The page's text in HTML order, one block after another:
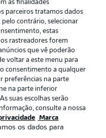
Avisos legais
Aviso de privacidade
Trabalhe conosco
Contato
as finalidades
parceiros tratamos dados
pelo contrário, selecionar
estas
rastreadores forem
que vê poderão
voltar a este menu para
consentimento a qualquer
preferências na parte
na parte inferior
suas escolhas serão
consulte a nossa
Marca
os dados para